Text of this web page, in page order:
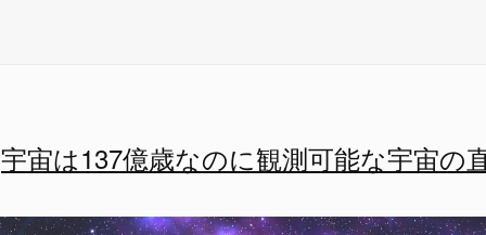
宇宙は137億歳なのに観測可能な宇宙の